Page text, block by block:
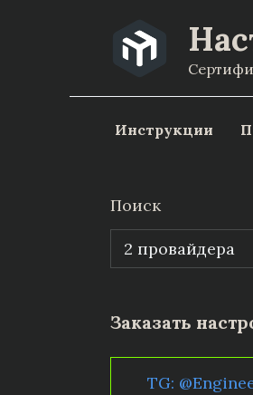
Инструкции
Поиск
Заказать
TG: